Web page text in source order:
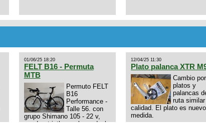
01/06/25 18:20
FELT B16 - Permuta
MTB
Permuto FELT
B16
Performance -
Talle 56. con
grupo Shimano 105 - 22 v,
cuadro: triatlon carbono dual
12/04/25 11:30
Plato palanca XTR
Cambio por
platos y
palancas
ruta similar
calidad. El plato es
medida.